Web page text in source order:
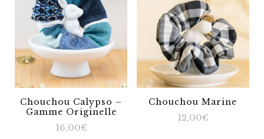
Chouchou Calypso –
Gamme Originelle
16,00€
Chouchou Marine
12,00€